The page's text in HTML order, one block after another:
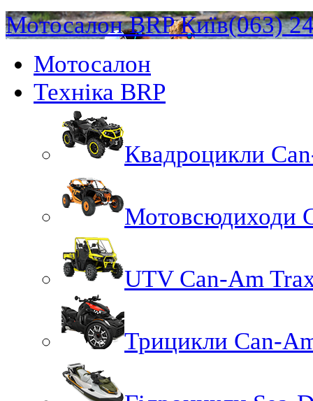
Мотосалон BRP Київ(063)
Мотосалон
Техніка BRP
Квадроцикли
Мотовсюдиходи
UTV Can-Am
Трицикли Can-